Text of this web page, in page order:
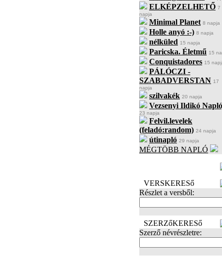
ELKÉPZELHETŐ 7
napja
Minimal Planet 8 napja
Holle anyó :-) 8 napja
nélküled 15 napja
Paricska. Életmű 15
Conquistadores 15
PÁLÓCZI -
SZABADVERSTAN 17
napja
szilvakék 20 napja
Vezsenyi Ildikó
23 napja
Felvil.levelek
(feladó:random) 24 napja
útinapló 29 napja
MÉGTÖBB NAPLÓ
VERSKERESő
Részlet a versből:
SZERZőKERESő
Szerző névrészletre: